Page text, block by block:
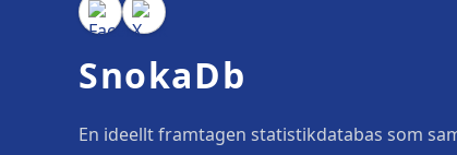
SnokaDb
En ideellt framtagen statistikdatabas som